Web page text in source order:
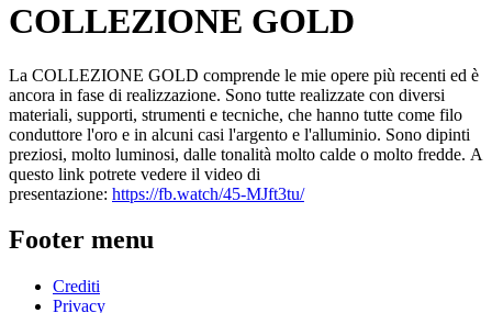
COLLEZIONE GOLD
La COLLEZIONE GOLD comprende le mie opere più recenti ed è
ancora in fase di realizzazione. Sono tutte realizzate con diversi
materiali, supporti, strumenti e tecniche, che hanno tutte come filo
conduttore l'oro e in alcuni casi l'argento e l'alluminio. Sono dipinti
preziosi, molto luminosi, dalle tonalità molto calde o molto fredde. A
questo link potrete vedere il video di
presentazione: https://fb.watch/45-MJft3tu/
Footer menu
Crediti
Privacy